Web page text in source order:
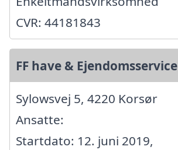
CVR: 44181843
FF have & Ejendomsservice
Sylowsvej 5, 4220 Korsør
Ansatte:
Startdato: 12. juni 2019,